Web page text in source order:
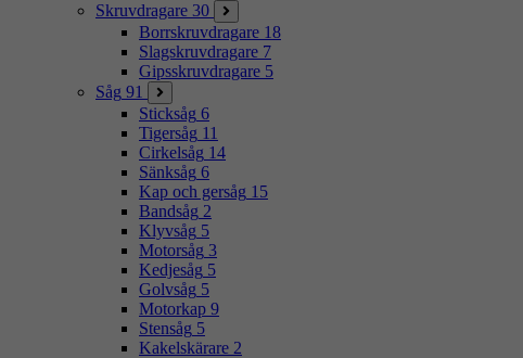
Skruvdragare 30
Borrskruvdragare 18
Slagskruvdragare 7
Gipsskruvdragare 5
Såg 91
Sticksåg 6
Tigersåg 11
Cirkelsåg 14
Sänksåg 6
Kap och gersåg 15
Bandsåg 2
Klyvsåg 5
Motorsåg 3
Kedjesåg 5
Golvsåg 5
Motorkap 9
Stensåg 5
Kakelskärare 2